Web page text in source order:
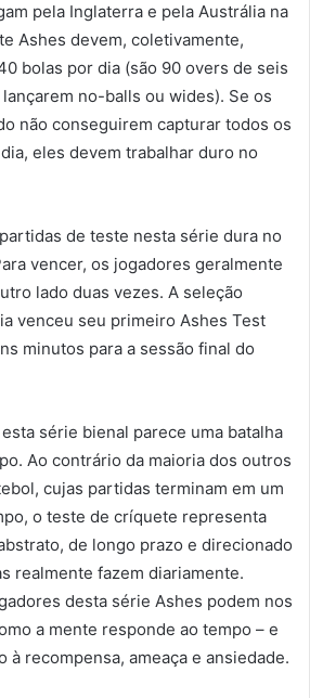
pela Inglaterra e pela Austrália na
Ashes devem, coletivamente,
bolas por dia (são 90 overs de seis
no-balls ou wides). Se os
não conseguirem capturar todos os
eles devem trabalhar duro no
de teste nesta série dura no
vencer, os jogadores geralmente
lado duas vezes. A seleção
venceu seu primeiro Ashes Test
minutos para a sessão final do
série bienal parece uma batalha
Ao contrário da maioria dos outros
cujas partidas terminam em um
o teste de críquete representa
de longo prazo e direcionado
realmente fazem diariamente.
desta série Ashes podem nos
a mente responde ao tempo – e
à recompensa, ameaça e ansiedade.